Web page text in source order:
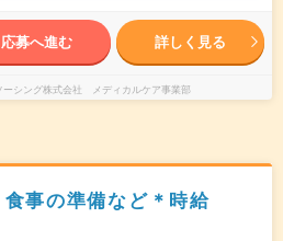
応募へ進む 詳しく見る
ーシング株式会社 メディカルケア事業部
事の準備など＊時給